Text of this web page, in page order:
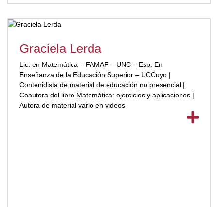
Graciela Lerda
Lic. en Matemática – FAMAF – UNC – Esp. En
Enseñanza de la Educación Superior – UCCuyo |
Contenidista de material de educación no presencial |
Coautora del libro Matemática: ejercicios y aplicaciones |
Autora de material vario en videos